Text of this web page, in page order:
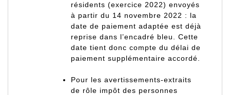
résidents (exercice 2022) envoyés
à partir du 14 novembre 2022 : la
date de paiement adaptée est déjà
reprise dans l’encadré bleu. Cette
date tient donc compte du délai de
paiement supplémentaire accordé.
Pour les avertissements-extraits
de rôle impôt des personnes